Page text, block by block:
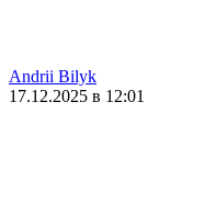
Andrii Bilyk
17.12.2025 в 12:01